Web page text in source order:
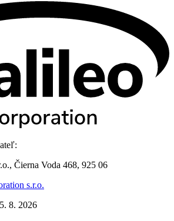
Čierna Voda 468, 925 06
s.r.o.
8. 2026